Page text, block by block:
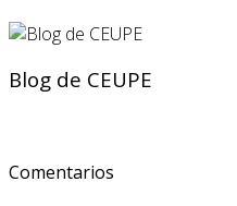
Blog de CEUPE
Comentarios